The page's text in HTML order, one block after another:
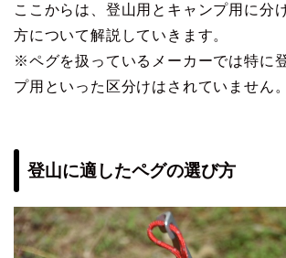
ここからは、登山用とキャンプ用に分
方について解説していきます。
※ペグを扱っているメーカーでは特に
プ用といった区分けはされていません。
登山に適したペグの選び方